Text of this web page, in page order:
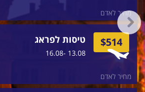
מחיר לאדם
$514
מחיר לאדם
טיסות לפראג
13.08 -16.08